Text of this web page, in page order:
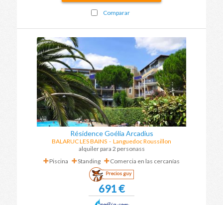
Comparar
Résidence Goélia Arcadius
BALARUC LES BAINS - Languedoc Roussillon
alquiler para 2 personass
Piscina
Standing Comercia en las cercanías
Precios guy
691 €